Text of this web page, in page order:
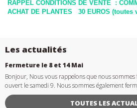
RAPPEL CONDITIONS DE VENTE :
ACHAT DE PLANTES 30 EUROS (toutes
Les actualités
Fermeture le 8 et 14 Mai
Bonjour, Nous vous rappelons que nous
ouvert le samedi 9. Nous sommes également
TOUTES LES